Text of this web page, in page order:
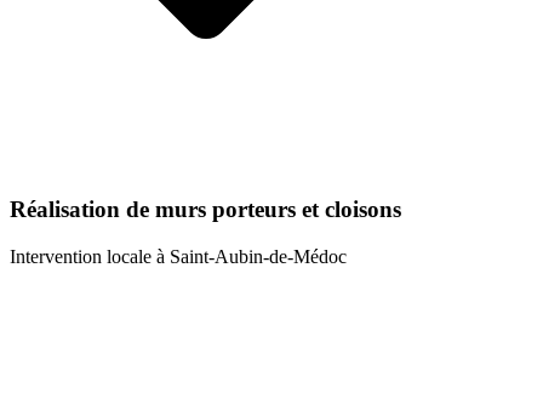
Réalisation de murs porteurs et cloisons
Intervention locale à Saint-Aubin-de-Médoc